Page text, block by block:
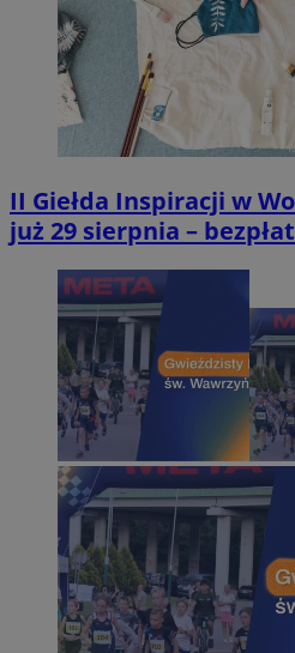
II Giełda Inspiracji w
już 29 sierpnia –